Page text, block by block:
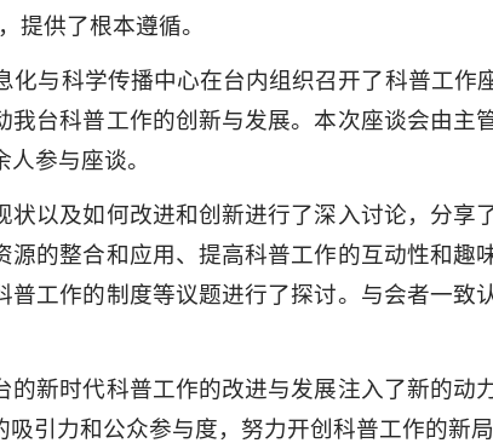
提供了根本遵循。
化与科学传播中心在台内组织召开了科普工作
台科普工作的创新与发展。本次座谈会由主
参与座谈。
以及如何改进和创新进行了深入讨论，分享
源的整合和应用、提高科普工作的互动性和趣
工作的制度等议题进行了探讨。与会者一致
的新时代科普工作的改进与发展注入了新的动
引力和公众参与度，努力开创科普工作的新